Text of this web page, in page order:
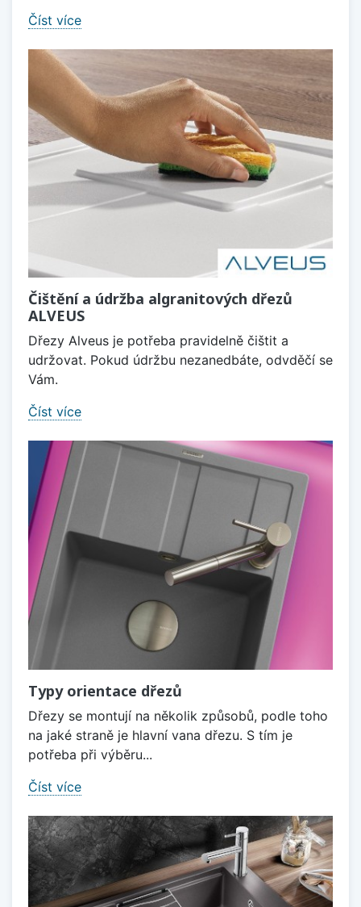
Číst více
Čištění a údržba algranitových dřezů
ALVEUS
Dřezy Alveus je potřeba pravidelně čištit a
udržovat. Pokud údržbu nezanedbáte, odvděčí se
Vám.
Číst více
Typy orientace dřezů
Dřezy se montují na několik způsobů, podle toho
na jaké straně je hlavní vana dřezu. S tím je
potřeba při výběru...
Číst více